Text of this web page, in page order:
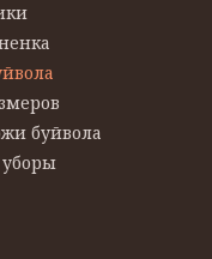
буйвола